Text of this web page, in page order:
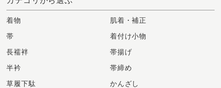
着物
帯
長襦袢
半衿
草履下駄
肌着・補正
着付け小物
帯揚げ
帯締め
かんざし